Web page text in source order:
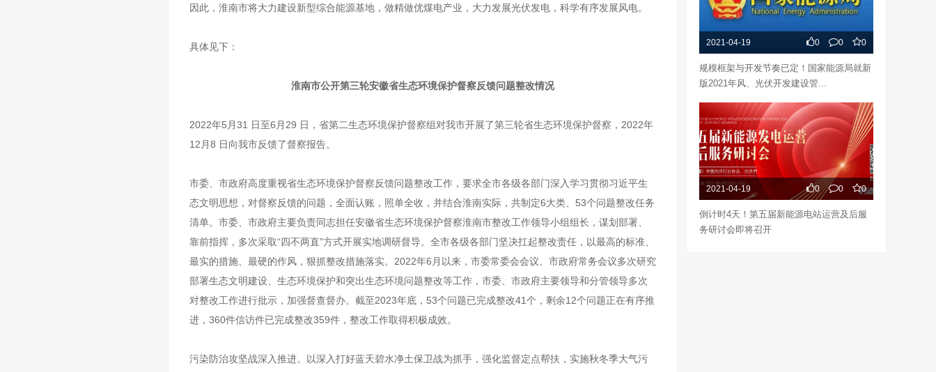
因此，淮南市将大力建设新型综合能源基地，做精做优煤电产业，大力发展光伏发电，科学有序发展风电。
具体见下：
淮南市公开第三轮安徽省生态环境保护督察反馈问题整改情况
2022年5月31 日至6月29 日，省第二生态环境保护督察组对我市开展了第三轮省生态环境保护督察，2022年
12月8 日向我市反馈了督察报告。
市委、市政府高度重视省生态环境保护督察反馈问题整改工作，要求全市各级各部门深入学习贯彻习近平生
态文明思想，对督察反馈的问题，全面认账，照单全收，并结合淮南实际，共制定6大类、53个问题整改任务
清单。市委、市政府主要负责同志担任安徽省生态环境保护督察淮南市整改工作领导小组组长，谋划部署、
靠前指挥，多次采取“四不两直”方式开展实地调研督导。全市各级各部门坚决扛起整改责任，以最高的标准、
最实的措施、最硬的作风，狠抓整改措施落实。2022年6月以来，市委常委会会议、市政府常务会议多次研究
部署生态文明建设、生态环境保护和突出生态环境问题整改等工作，市委、市政府主要领导和分管领导多次
对整改工作进行批示，加强督查督办。截至2023年底，53个问题已完成整改41个，剩余12个问题正在有序推
进，360件信访件已完成整改359件，整改工作取得积极成效。
污染防治攻坚战深入推进。以深入打好蓝天碧水净土保卫战为抓手，强化监督定点帮扶，实施秋冬季大气污
2021-04-19 0 0 0
规模框架与开发节奏已定！国家能源局就新
版2021年风、光伏开发建设管...
2021-04-19 0 0 0
倒计时4天！第五届新能源电站运营及后服
务研讨会即将召开